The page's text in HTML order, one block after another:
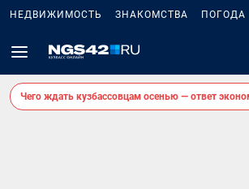
НЕДВИЖИМОСТЬ ЗНАКОМСТВА ПОГОДА
Чего ждать кузбассовцам осенью — ответ